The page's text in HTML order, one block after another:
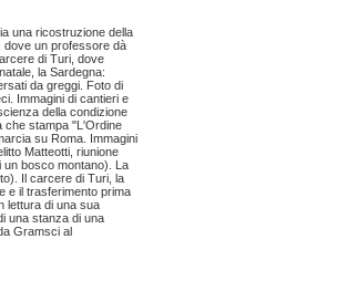
una ricostruzione della
dove un professore dà
di Turi, dove
la Sardegna:
da greggi. Foto di
Immagini di cantieri e
della condizione
che stampa "L'Ordine
su Roma. Immagini
Matteotti, riunione
un bosco montano). La
Il carcere di Turi, la
e il trasferimento prima
lettura di una sua
una stanza di una
Gramsci al